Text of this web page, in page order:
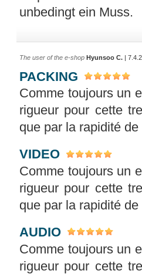
unbedingt ein Muss.
The user of the e-shop Hyunsoo C. |
PACKING
Comme toujours un
rigueur pour cette
que par la rapidité
VIDEO
Comme toujours un
rigueur pour cette
que par la rapidité
AUDIO
Comme toujours un
rigueur pour cette